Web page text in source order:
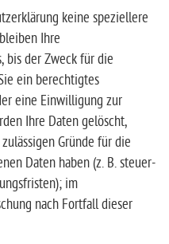
keine speziellere
Ihre
bis der Zweck für die
ein berechtigtes
eine Einwilligung zur
Ihre Daten gelöscht,
Gründe für die
Daten haben (z. B. steuer-
im
nach Fortfall dieser